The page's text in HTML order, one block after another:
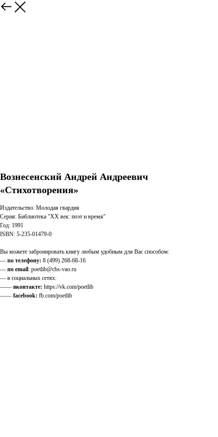
Вознесенский Андрей Андреевич
«Стихотворения»
Издательство: Молодая гвардия
Серия: Библиотека "XX век: поэт и время"
Год: 1991
ISBN: 5-235-01479-0
Вы можете забронировать книгу любым удобным для Вас способом:
— по телефону: 8 (499) 268-68-16
— по email: poetlib@cbs-vao.ru
— в социальных сетях:
—— вконтакте: https://vk.com/poetlib
—— facebook: fb.com/poetlib